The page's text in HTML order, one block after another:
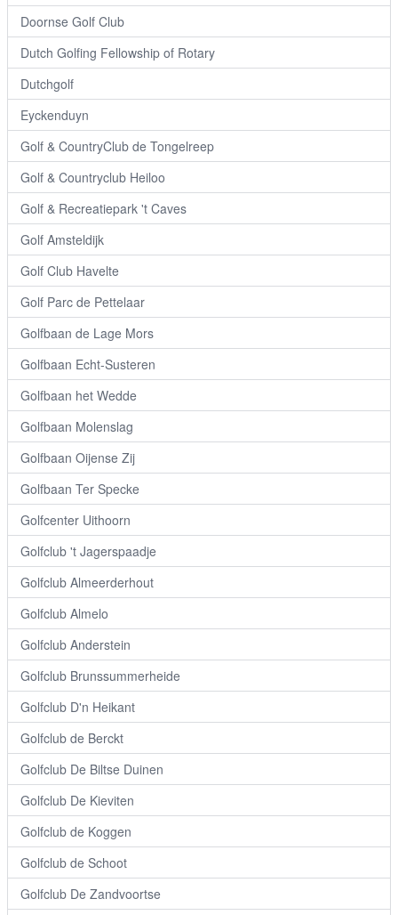
Doornse Golf Club
Dutch Golfing Fellowship of Rotary
Dutchgolf
Eyckenduyn
Golf & CountryClub de Tongelreep
Golf & Countryclub Heiloo
Golf & Recreatiepark 't Caves
Golf Amsteldijk
Golf Club Havelte
Golf Parc de Pettelaar
Golfbaan de Lage Mors
Golfbaan Echt-Susteren
Golfbaan het Wedde
Golfbaan Molenslag
Golfbaan Oijense Zij
Golfbaan Ter Specke
Golfcenter Uithoorn
Golfclub 't Jagerspaadje
Golfclub Almeerderhout
Golfclub Almelo
Golfclub Anderstein
Golfclub Brunssummerheide
Golfclub D'n Heikant
Golfclub de Berckt
Golfclub De Biltse Duinen
Golfclub De Kieviten
Golfclub de Koggen
Golfclub de Schoot
Golfclub De Zandvoortse